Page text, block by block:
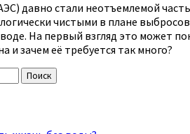
давно стали неотъемлемой
чистыми в плане
На первый взгляд это может
и зачем её требуется так много?
Поиск